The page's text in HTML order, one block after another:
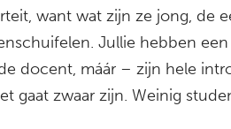
want wat zijn ze jong, de
Jullie hebben
docent, máár – zijn hele
gaat zwaar zijn. Weinig